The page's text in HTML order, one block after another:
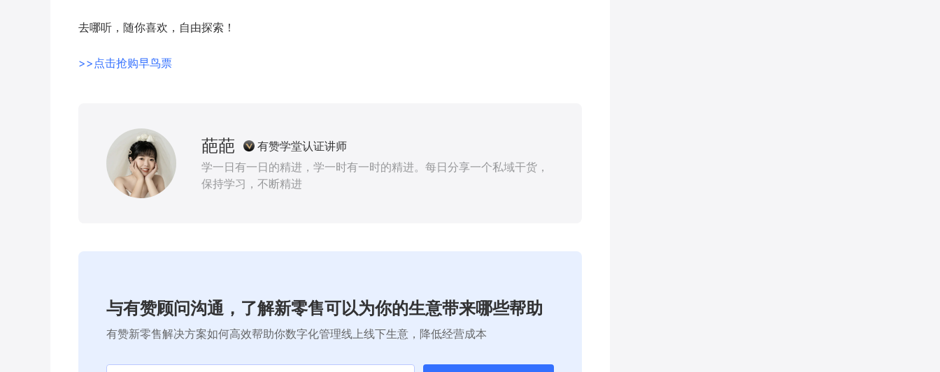
去哪听，随你喜欢，自由探索！
>>点击抢购早鸟票
葩葩
有赞学堂认证讲师
学一日有一日的精进，学一时有一时的精进。每日分享一个私域干货，
保持学习，不断精进
与有赞顾问沟通，了解新零售可以为你的生意带来哪些帮助
有赞新零售解决方案如何高效帮助你数字化管理线上线下生意，降低经营成本